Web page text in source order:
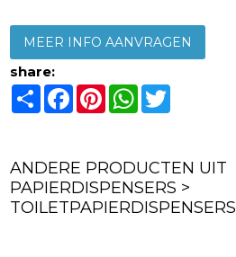
MEER INFO AANVRAGEN
share:
ShareFacebook
PinterestWhatsApp
ANDERE PRODUCTEN UIT
PAPIERDISPENSERS >
TOILETPAPIERDISPENSERS